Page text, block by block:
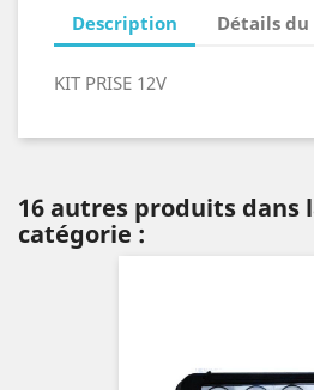
Description Détails
KIT PRISE 12V
16 autres produits dans
catégorie :